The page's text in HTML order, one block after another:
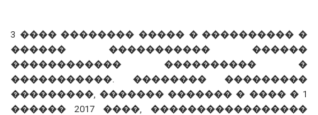
3 ���� �������� ����� � ���������� �
������ ����������� ������
������������ ���������� �
�����������. �������� ���������
���������, ������� ������� � ���� � 1
������ 2017 ����, �����������������